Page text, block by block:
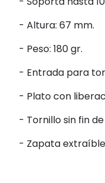
- Altura: 67 mm.
- Peso: 180 gr.
- Entrada para
- Plato con
- Tornillo sin fin
- Zapata